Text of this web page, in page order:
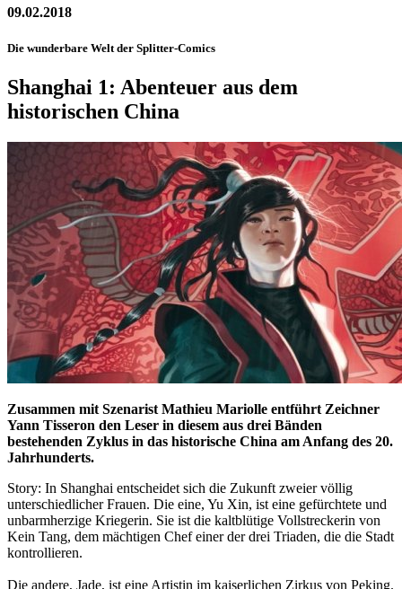
09.02.2018
Die wunderbare Welt der Splitter-Comics
Shanghai 1: Abenteuer aus dem
historischen China
Zusammen mit Szenarist Mathieu Mariolle entführt Zeichner
Yann Tisseron den Leser in diesem aus drei Bänden
bestehenden Zyklus in das historische China am Anfang des 20.
Jahrhunderts.
Story: In Shanghai entscheidet sich die Zukunft zweier völlig
unterschiedlicher Frauen. Die eine, Yu Xin, ist eine gefürchtete und
unbarmherzige Kriegerin. Sie ist die kaltblütige Vollstreckerin von
Kein Tang, dem mächtigen Chef einer der drei Triaden, die die Stadt
kontrollieren.
Die andere, Jade, ist eine Artistin im kaiserlichen Zirkus von Peking.